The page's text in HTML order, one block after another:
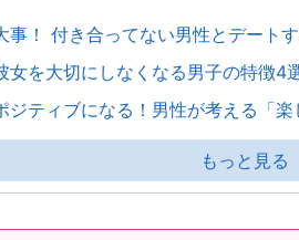
事！ 付き合ってない男性とデート
女を大切にしなくなる男子の特徴4
ジティブになる！男性が考える「
もっと見る